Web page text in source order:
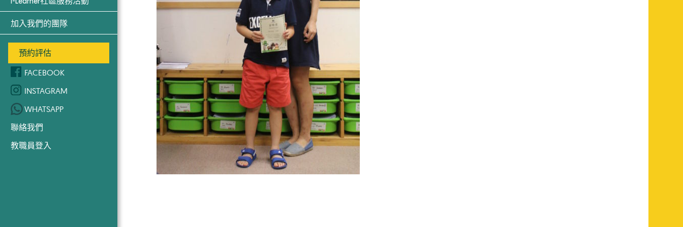
加入我們的團隊
預約評估
FACEBOOK
INSTAGRAM
WHATSAPP
聯絡我們
教職員登入